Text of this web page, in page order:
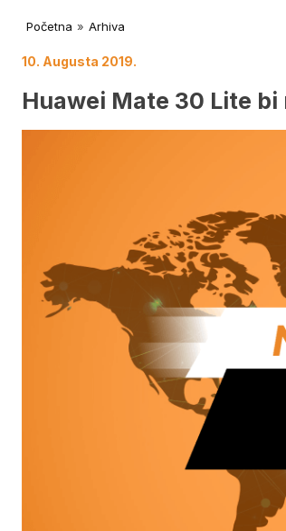
Početna » Arhiva
10. Augusta 2019.
Huawei Mate 30 Lite